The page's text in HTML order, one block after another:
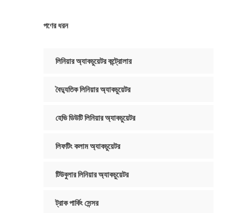
পণের ধরন
লিনিয়ার অ্যাকচুয়েটর কন্ট্রোলার
বৈদ্যুতিক লিনিয়ার অ্যাকচুয়েটর
হেভি ডিউটি ​​লিনিয়ার অ্যাকচুয়েটর
লিফটিং কলাম অ্যাকচুয়েটর
টিউবুলার লিনিয়ার অ্যাকচুয়েটর
ট্রাক পার্কিং সেন্সর